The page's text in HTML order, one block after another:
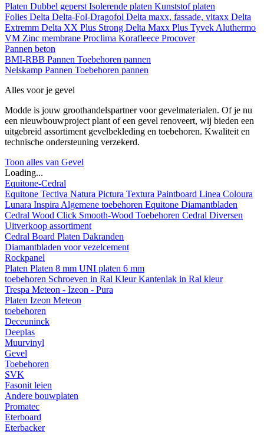
Platen Dubbel geperst Isolerende platen Kunststof platen
Folies Delta Delta-Fol-Dragofol Delta maxx, fassade, vitaxx Delta
Extremm Delta XX Plus Strong Delta Maxx Plus Tyvek Aluthermo
VM Zinc membrane Proclima Korafleece Procover
Pannen beton
BMI-RBB Pannen Toebehoren pannen
Nelskamp Pannen Toebehoren pannen
Alles voor je gevel
Modde is jouw groothandelspartner voor gevelmaterialen. Of je nu
een nieuwbouwproject plant of een gevel renoveert, wij bieden een
uitgebreid assortiment gevelbekleding en toebehoren. Kwaliteit en
technische ondersteuning verzekerd.
Toon alles van Gevel
Loading...
Equitone-Cedral
Equitone Tectiva Natura Pictura Textura Paintboard Linea Coloura
Lunara Inspira Algemene toebehoren Equitone Diamantbladen
Cedral Wood Click Smooth-Wood Toebehoren Cedral Diversen
Uitverkoop assortiment
Cedral Board Platen Dakranden
Diamantbladen voor vezelcement
Rockpanel
Platen Platen 8 mm UNI platen 6 mm
toebehoren Schroeven in Ral KleurKantenlak in Ral kleur
Trespa Meteon - Izeon - Pura
Platen Izeon Meteon
toebehoren
Deceuninck
Deeplas
Muurvinyl
Gevel
Toebehoren
SVK
Fasonit leien
Andere bouwplaten
Promatec
Eterboard
Eterbacker